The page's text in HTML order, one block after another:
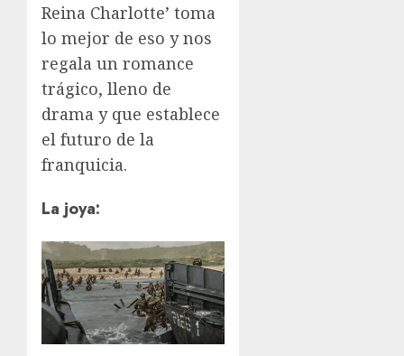
Reina Charlotte’ toma
lo mejor de eso y nos
regala un romance
trágico, lleno de
drama y que establece
el futuro de la
franquicia.
La joya: